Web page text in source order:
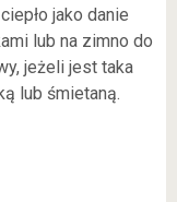
jako danie
lub na zimno do
jeżeli jest taka
lub śmietaną.